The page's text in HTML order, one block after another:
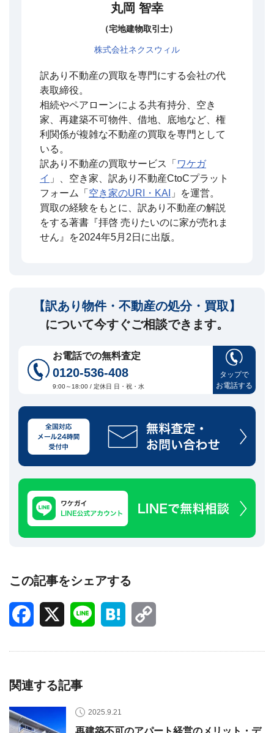
丸岡 智幸
（宅地建物取引士）
株式会社ネクスウィル
訳あり不動産の買取を専門にする会社の代
表取締役。
相続やペアローンによる共有持分、空き
家、再建築不可物件、借地、底地など、権
利関係が複雑な不動産の買取を専門として
いる。
訳あり不動産の買取サービス「 ワケガ
イ 」、空き家、訳あり不動産CtoCプラット
フォーム「 空き家のURI・KAI 」を運営。
買取の経験をもとに、訳あり不動産の解説
をする著書『拝啓 売りたいのに家が売れま
せん』を2024年5月2日に出版。
【訳あり物件・不動産の処分・買取】
について今すぐご相談できます。
お電話での無料査定
0120-536-408
9:00～18:00 / 定休日 日・祝・水
タップで
お電話する
この記事をシェアする
Facebook
X Line Hatena
関連する記事
2025.9.21